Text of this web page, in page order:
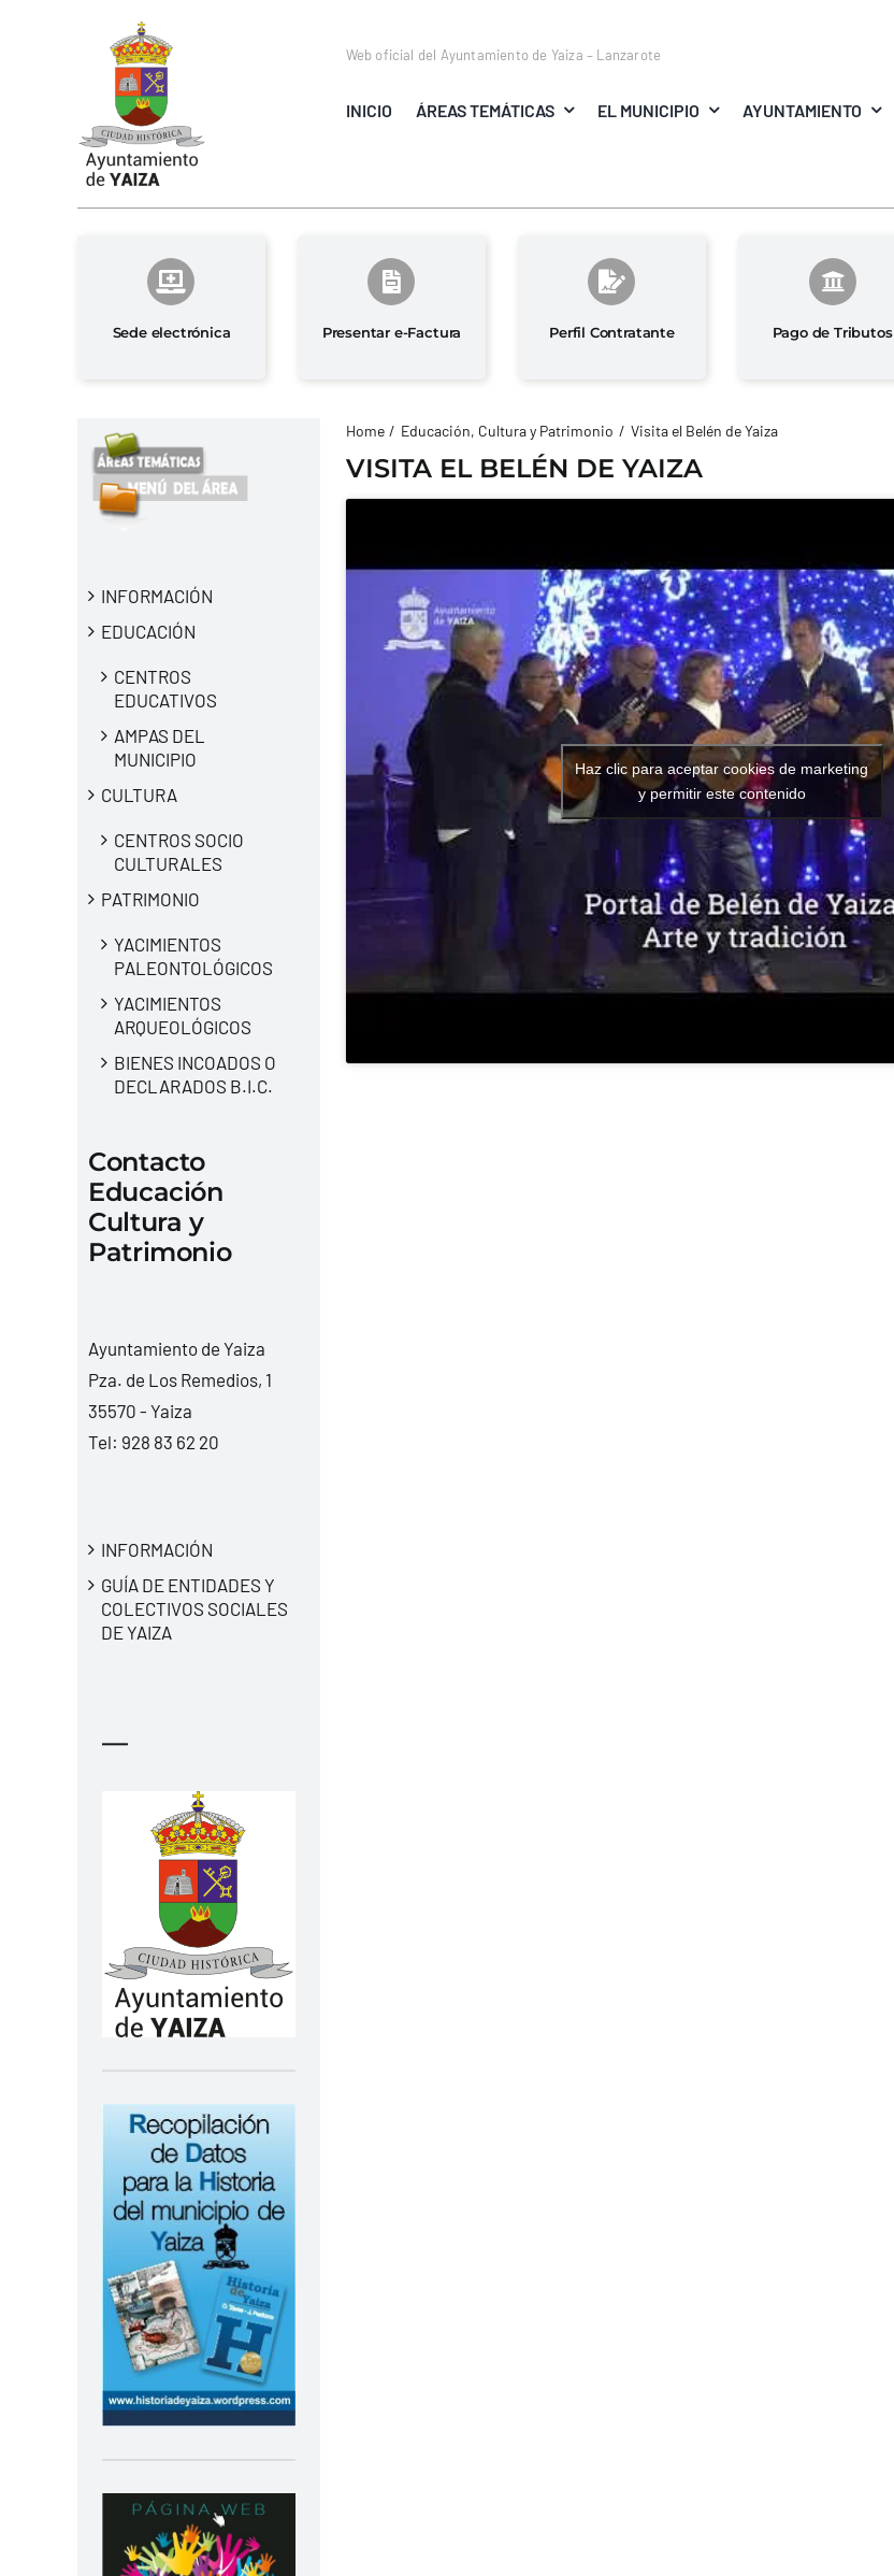
Web oficial del Ayuntamiento de Yaiza – Lanzarote
INICIO ÁREAS TEMÁTICAS EL MUNICIPIO AYUNTAMIENTO
Sede electrónica Presentar e-Factura Perfil Contratante Pago de Tributos
INFORMACIÓN
EDUCACIÓN
CENTROS
EDUCATIVOS
AMPAS DEL
MUNICIPIO
CULTURA
CENTROS SOCIO
CULTURALES
PATRIMONIO
YACIMIENTOS
PALEONTOLÓGICOS
YACIMIENTOS
ARQUEOLÓGICOS
BIENES INCOADOS O
DECLARADOS B.I.C.
Contacto
Educación
Cultura y
Patrimonio
Ayuntamiento de Yaiza
Pza. de Los Remedios, 1
35570 - Yaiza
Tel: 928 83 62 20
INFORMACIÓN
GUÍA DE ENTIDADES Y
COLECTIVOS SOCIALES
DE YAIZA
—
Home Educación, Cultura y Patrimonio Visita el Belén de Yaiza
VISITA EL BELÉN DE YAIZA
Haz clic para aceptar cookies de marketing
y permitir este contenido